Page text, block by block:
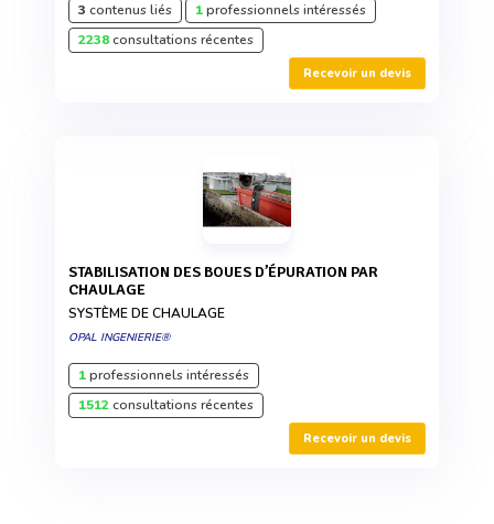
3 contenus liés 1professionnels intéressés
2238consultations récentes
Recevoir un devis
STABILISATION DES BOUES D’ÉPURATION PAR
CHAULAGE
SYSTÈME DE CHAULAGE
OPAL INGENIERIE®
1professionnels intéressés
1512consultations récentes
Recevoir un devis